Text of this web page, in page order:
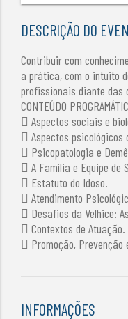
DESCRIÇÃO DO
Contribuir com
a prática, com o intuito
profissionais diante das
CONTEÚDO
 Aspectos sociais e
 Aspectos psicológicos
 Psicopatologia e
 A Família e Equipe de
 Estatuto do Idoso.
 Atendimento
 Desafios da Velhice:
 Contextos de Atuação.
 Promoção,
INFORMAÇÕES